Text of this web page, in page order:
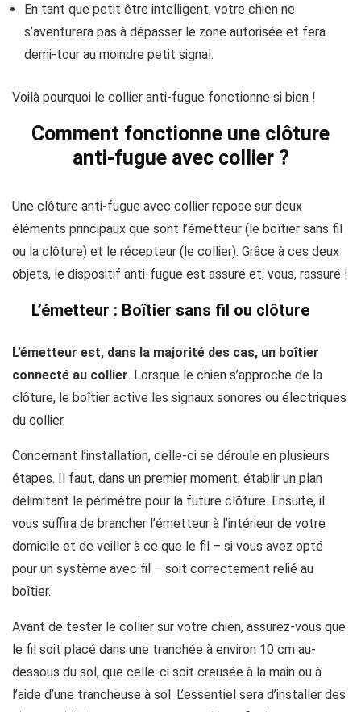
En tant que petit être intelligent, votre chien ne
s’aventurera pas à dépasser le zone autorisée et fera
demi-tour au moindre petit signal.
Voilà pourquoi le collier anti-fugue fonctionne si bien !
Comment fonctionne une clôture
anti-fugue avec collier ?
Une clôture anti-fugue avec collier repose sur deux
éléments principaux que sont l’émetteur (le boîtier sans fil
ou la clôture) et le récepteur (le collier). Grâce à ces deux
objets, le dispositif anti-fugue est assuré et, vous, rassuré !
L’émetteur : Boîtier sans fil ou clôture
L’émetteur est, dans la majorité des cas, un boîtier
connecté au collier. Lorsque le chien s’approche de la
clôture, le boîtier active les signaux sonores ou électriques
du collier.
Concernant l’installation, celle-ci se déroule en plusieurs
étapes. Il faut, dans un premier moment, établir un plan
délimitant le périmètre pour la future clôture. Ensuite, il
vous suffira de brancher l’émetteur à l’intérieur de votre
domicile et de veiller à ce que le fil – si vous avez opté
pour un système avec fil – soit correctement relié au
boîtier.
Avant de tester le collier sur votre chien, assurez-vous que
le fil soit placé dans une tranchée à environ 10 cm au-
dessous du sol, que celle-ci soit creusée à la main ou à
l’aide d’une trancheuse à sol. L’essentiel sera d’installer des